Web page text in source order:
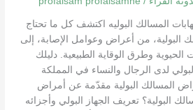
المسالك البوليه اكتشف كل ما تحتاج
البولية، من أعراض وعوامل الإصابة، إلى
الحيوية وطرق الوقاية الطبيعية. دليلك
لدى الرجال والنساء في المملكة
المسالك البولية مقدّمة عن أمراض
البولية؟ تعريف الجهاز البولي وأجزائه